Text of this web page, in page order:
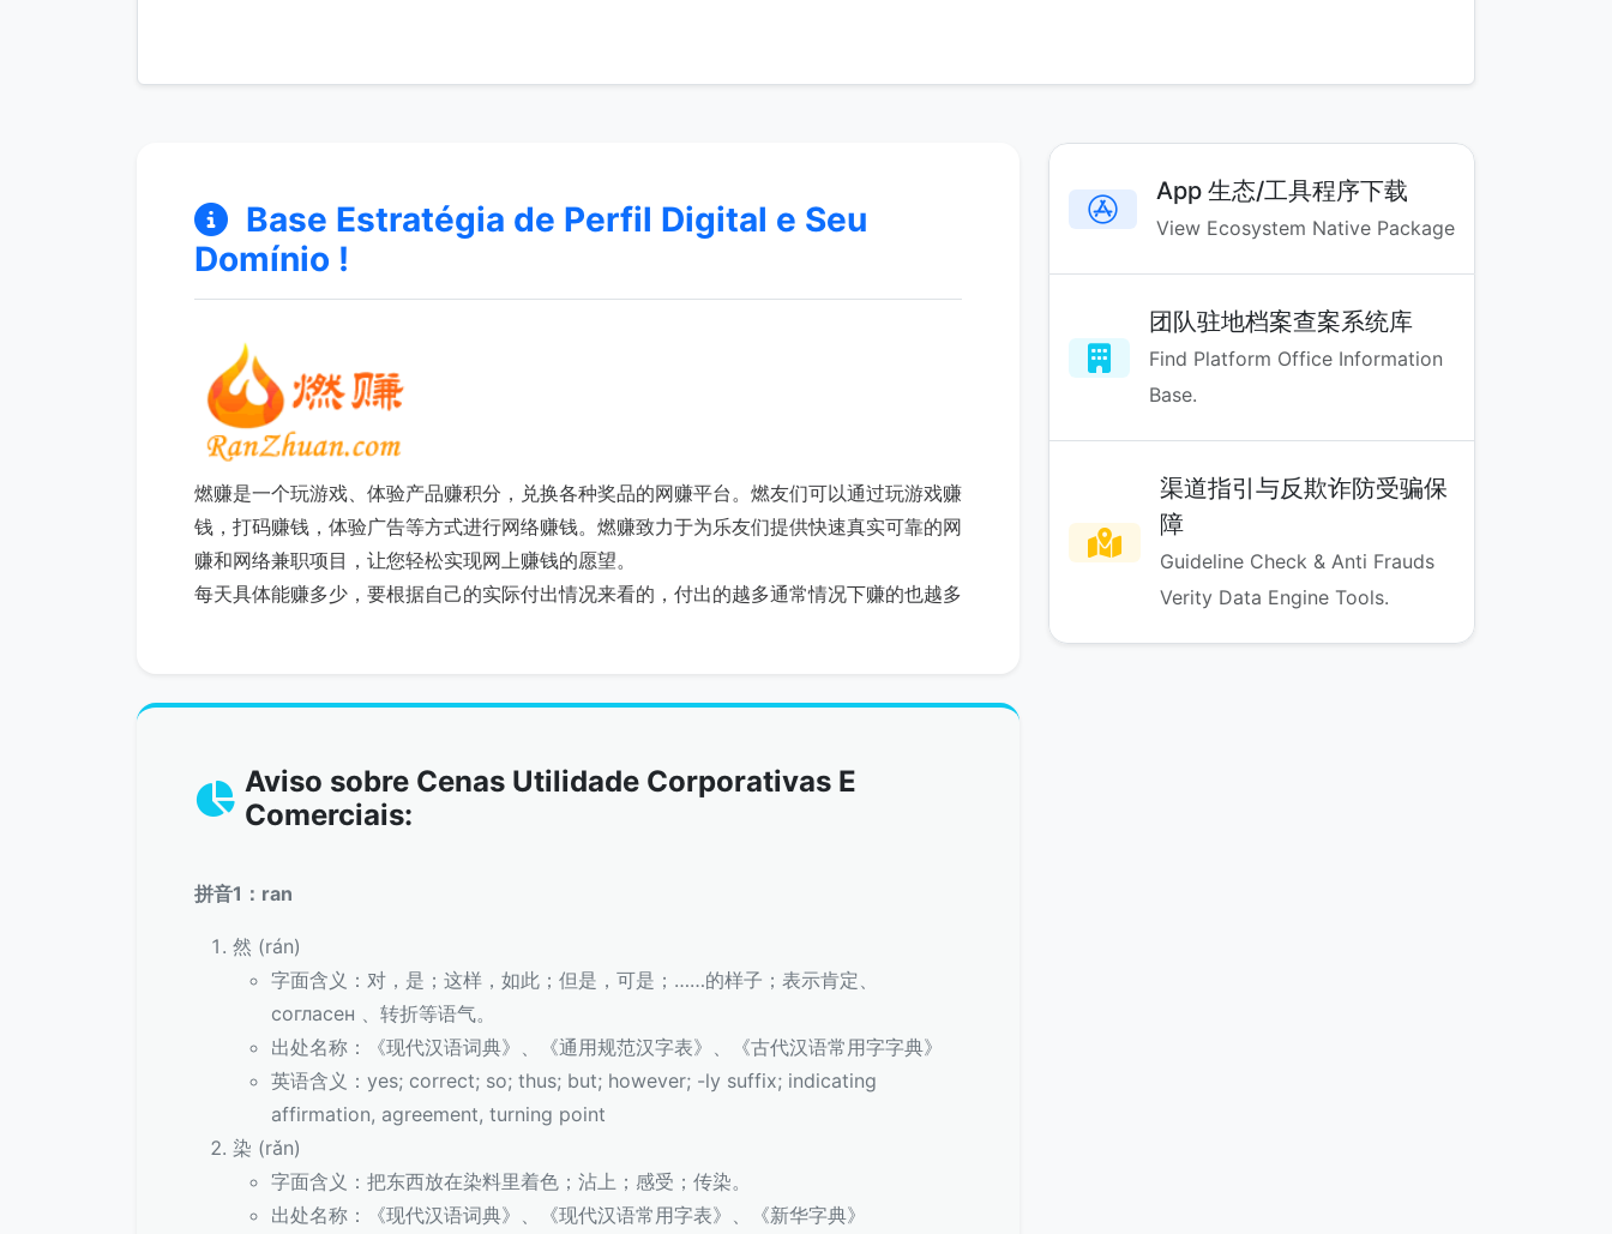
Base Estratégia de Perfil Digital e Seu
Domínio !
燃赚是一个玩游戏、体验产品赚积分，兑换各种奖品的网赚平台。燃友们可以通过玩游戏赚
钱，打码赚钱，体验广告等方式进行网络赚钱。燃赚致力于为乐友们提供快速真实可靠的网
赚和网络兼职项目，让您轻松实现网上赚钱的愿望。
每天具体能赚多少，要根据自己的实际付出情况来看的，付出的越多通常情况下赚的也越多
Aviso sobre Cenas Utilidade Corporativas E
Comerciais:
拼音1：ran
然 (rán)
字面含义：对，是；这样，如此；但是，可是；……的样子；表示肯定、
согласен 、转折等语气。
出处名称：《现代汉语词典》、《通用规范汉字表》、《古代汉语常用字字典》
英语含义：yes; correct; so; thus; but; however; -ly suffix; indicating
affirmation, agreement, turning point
染 (rǎn)
字面含义：把东西放在染料里着色；沾上；感受；传染。
出处名称：《现代汉语词典》、《现代汉语常用字表》、《新华字典》
App 生态/工具程序下载
View Ecosystem Native Package
团队驻地档案查案系统库
Find Platform Office Information
Base.
渠道指引与反欺诈防受骗保
障
Guideline Check & Anti Frauds
Verity Data Engine Tools.